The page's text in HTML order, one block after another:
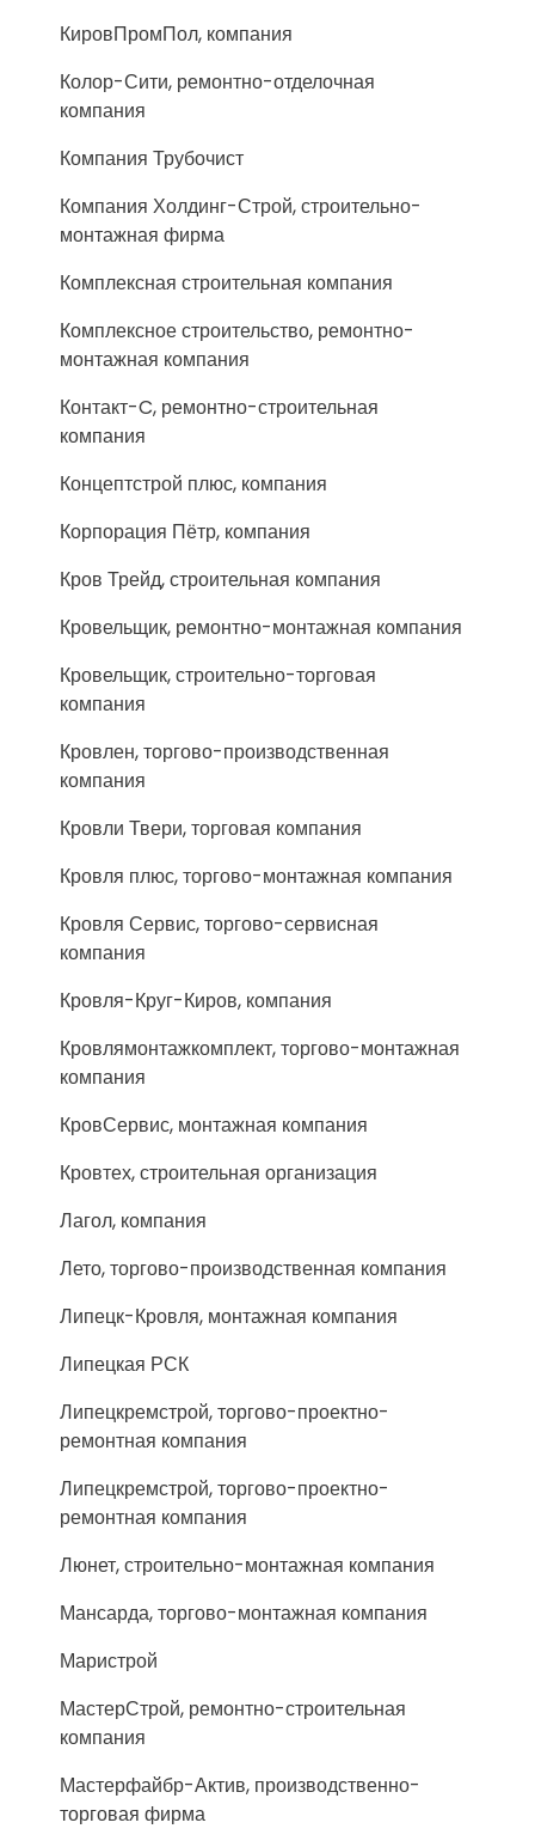
КировПромПол, компания
Колор-Сити, ремонтно-отделочная
компания
Компания Трубочист
Компания Холдинг-Строй, строительно-
монтажная фирма
Комплексная строительная компания
Комплексное строительство, ремонтно-
монтажная компания
Контакт-C, ремонтно-строительная
компания
Концептстрой плюс, компания
Корпорация Пётр, компания
Кров Трейд, строительная компания
Кровельщик, ремонтно-монтажная компания
Кровельщик, строительно-торговая
компания
Кровлен, торгово-производственная
компания
Кровли Твери, торговая компания
Кровля плюс, торгово-монтажная компания
Кровля Сервис, торгово-сервисная
компания
Кровля-Круг-Киров, компания
Кровлямонтажкомплект, торгово-монтажная
компания
КровСервис, монтажная компания
Кровтех, строительная организация
Лагол, компания
Лето, торгово-производственная компания
Липецк-Кровля, монтажная компания
Липецкая РСК
Липецкремстрой, торгово-проектно-
ремонтная компания
Липецкремстрой, торгово-проектно-
ремонтная компания
Люнет, строительно-монтажная компания
Мансарда, торгово-монтажная компания
Маристрой
МастерСтрой, ремонтно-строительная
компания
Мастерфайбр-Актив, производственно-
торговая фирма